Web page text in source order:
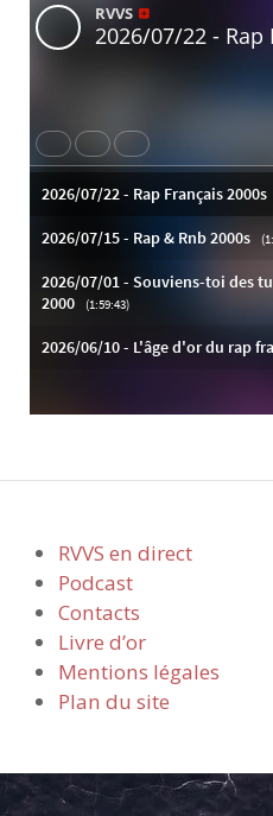
RVVS en direct
Podcast
Contacts
Livre d’or
Mentions légales
Plan du site